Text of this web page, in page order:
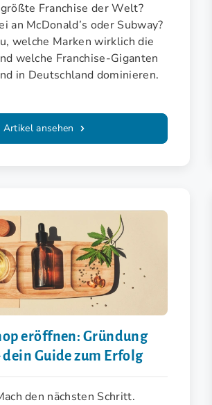
Franchise der Welt?
an McDonald’s oder Subway?
welche Marken wirklich die
welche Franchise-Giganten
in Deutschland dominieren.
Artikel ansehen
eröffnen: Gründung
dein Guide zum Erfolg
den nächsten Schritt.